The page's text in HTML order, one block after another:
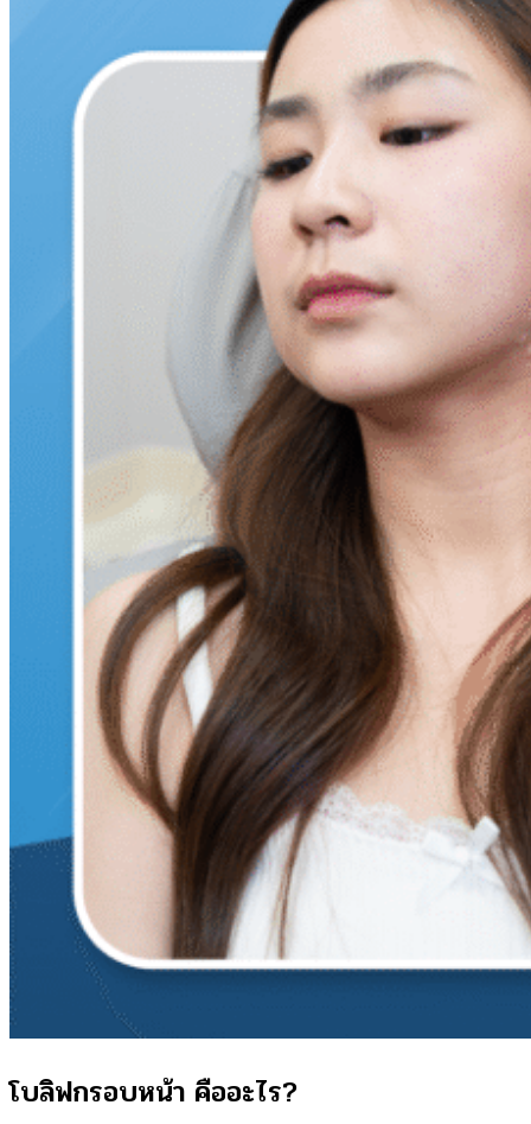
Contact form not
found.
โบลิฟกรอบหน้า คืออะไร?